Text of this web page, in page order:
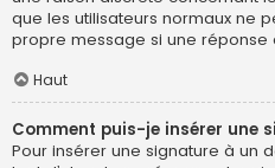
que les utilisateurs normaux ne
propre message si une réponse
Haut
Comment puis-je insérer une
Pour insérer une signature à un